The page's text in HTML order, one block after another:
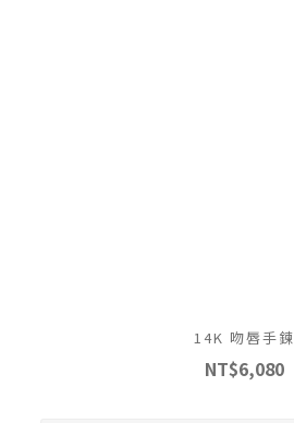
14K 吻唇手鍊
NT$6,080